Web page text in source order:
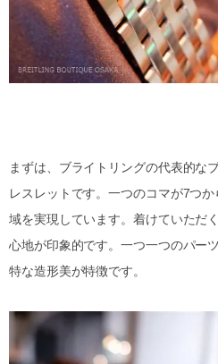
まずは、ブライトリングの代表的な
レスレットです。一つのコマが7つ
域を実現しています。着けていただ
心地が印象的です。一つ一つのパー
特な造形美が特徴です。